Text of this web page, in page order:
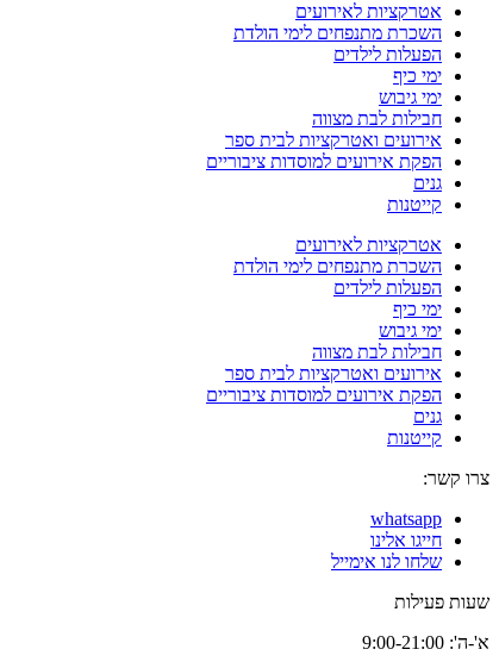
אטרקציות לאירועים
השכרת מתנפחים לימי הולדת
הפעלות לילדים
ימי כיף
ימי גיבוש
חבילות לבת מצווה
אירועים ואטרקציות לבית ספר
הפקת אירועים למוסדות ציבוריים
גנים
קייטנות
אטרקציות לאירועים
השכרת מתנפחים לימי הולדת
הפעלות לילדים
ימי כיף
ימי גיבוש
חבילות לבת מצווה
אירועים ואטרקציות לבית ספר
הפקת אירועים למוסדות ציבוריים
גנים
קייטנות
צרו קשר:
whatsapp
חייגו אלינו
שלחו לנו אימייל
שעות פעילות
א'-ה': 9:00-21:00